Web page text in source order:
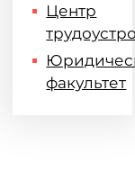
Центр
факультет